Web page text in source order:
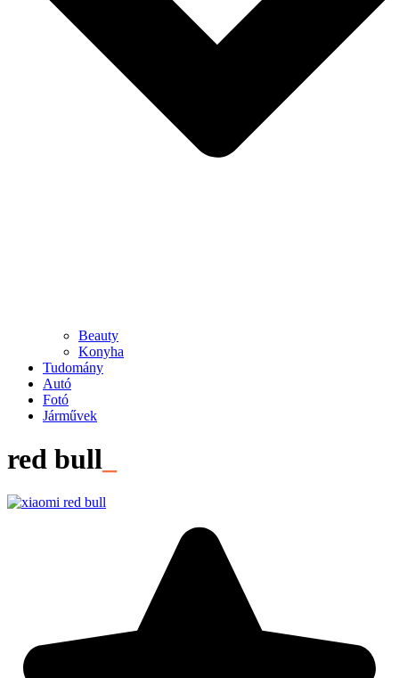
Beauty
Konyha
Tudomány
Autó
Fotó
Járművek
red bull